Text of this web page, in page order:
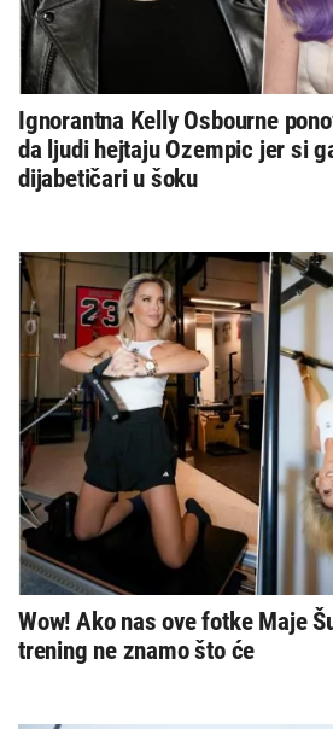
Ignorantna Kelly Osbourne
da ljudi hejtaju Ozempic jer si
dijabetičari u šoku
Wow! Ako nas ove fotke Maje
trening ne znamo što će